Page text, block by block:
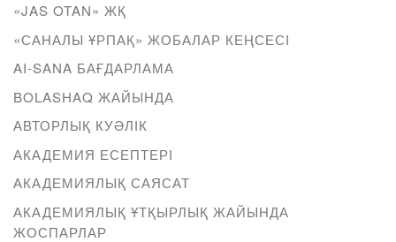
«JAS OTAN» ЖҚ
«САНАЛЫ ҰРПАҚ» ЖОБАЛАР КЕҢСЕСІ
AI-SANA БАҒДАРЛАМА
BOLASHAQ ЖАЙЫНДА
АВТОРЛЫҚ КУӘЛІК
АКАДЕМИЯ ЕСЕПТЕРІ
АКАДЕМИЯЛЫҚ САЯСАТ
АКАДЕМИЯЛЫҚ ҰТҚЫРЛЫҚ ЖАЙЫНДА
ЖОСПАРЛАР